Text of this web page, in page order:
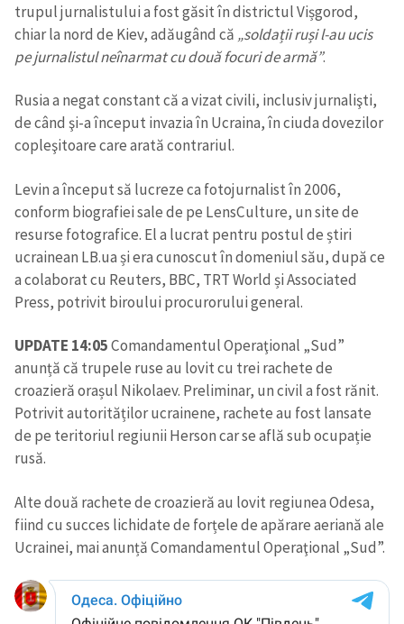
trupul jurnalistului a fost găsit în districtul Vișgorod,
chiar la nord de Kiev, adăugând că „soldații ruși l-au ucis
pe jurnalistul neînarmat cu două focuri de armă”.
Rusia a negat constant că a vizat civili, inclusiv jurnalişti,
de când şi-a început invazia în Ucraina, în ciuda dovezilor
copleşitoare care arată contrariul.
Levin a început să lucreze ca fotojurnalist în 2006,
conform biografiei sale de pe LensCulture, un site de
resurse fotografice. El a lucrat pentru postul de știri
ucrainean LB.ua și era cunoscut în domeniul său, după ce
a colaborat cu Reuters, BBC, TRT World și Associated
Press, potrivit biroului procurorului general.
UPDATE 14:05Comandamentul Operaţional „Sud”
anunță că trupele ruse au lovit cu trei rachete de
croazieră orașul Nikolaev. Preliminar, un civil a fost rănit.
Potrivit autorităților ucrainene, rachete au fost lansate
de pe teritoriul regiunii Herson car se află sub ocupație
rusă.
Alte două rachete de croazieră au lovit regiunea Odesa,
fiind cu succes lichidate de forțele de apărare aeriană ale
Ucrainei, mai anunță Comandamentul Operaţional „Sud”.